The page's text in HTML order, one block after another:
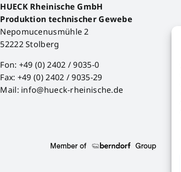
HUECK Rheinische GmbH
Produktion technischer Gewebe
Nepomucenusmühle 2
52222 Stolberg
Fon: +49 (0) 2402 / 9035-0
Fax: +49 (0) 2402 / 9035-29
Mail: info@hueck-rheinische.de